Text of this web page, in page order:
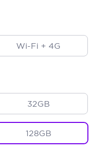
Wi-Fi + 4G
32GB
128GB